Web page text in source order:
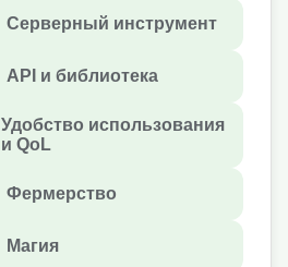
Серверный инструмент
API и библиотека
Удобство использования
и QoL
Фермерство
Магия